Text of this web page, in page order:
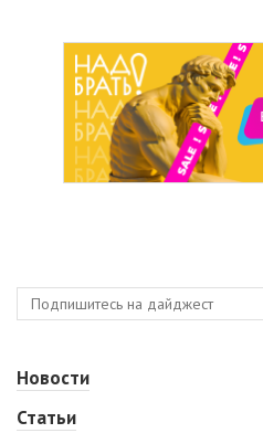
Новости
Статьи